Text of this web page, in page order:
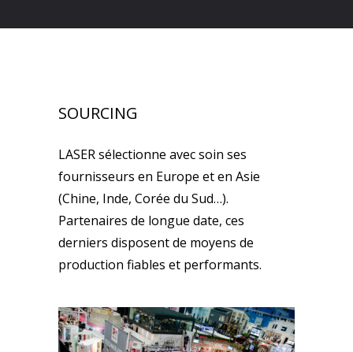
SOURCING
LASER sélectionne avec soin ses
fournisseurs en Europe et en Asie
(Chine, Inde, Corée du Sud…).
Partenaires de longue date, ces
derniers disposent de moyens de
production fiables et performants.